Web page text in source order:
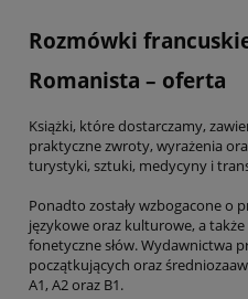
Rozmówki
Romanista – oferta
Książki, które dostarczamy,
praktyczne zwroty, wyrażenia
turystyki, sztuki, medycyny i
Ponadto zostały wzbogacone o
językowe oraz kulturowe, a
fonetyczne słów. Wydawnictwa
początkujących oraz
A1, A2 oraz B1.